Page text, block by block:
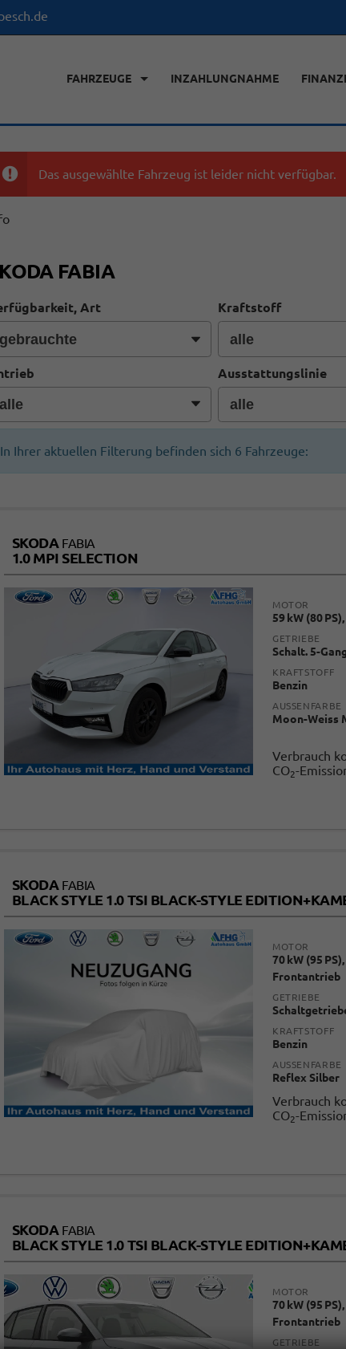
FAHRZEUGE INZAHLUNGNAHME
Das ausgewählte Fahrzeug ist leider nicht verfügbar.
FABIA
Art Kraftstoff
Ausstattungslinie
In Ihrer aktuellen Filterung befinden sich 6 Fahrzeuge:
SKODA FABIA
1.0 MPI SELECTION
MOTOR
59 kW (80
GETRIEBE
Schalt. 5-
KRAFTSTOFF
Benzin
AUSSENFARBE
Moon-Weiss
Verbrauch
CO2-
SKODA FABIA
BLACK STYLE 1.0 TSI BLACK-STYLE
MOTOR
70 kW (95
Frontantrieb
GETRIEBE
KRAFTSTOFF
Benzin
AUSSENFARBE
Reflex Silber
Verbrauch
CO2-
SKODA FABIA
BLACK STYLE 1.0 TSI BLACK-STYLE
MOTOR
70 kW (95
Frontantrieb
GETRIEBE